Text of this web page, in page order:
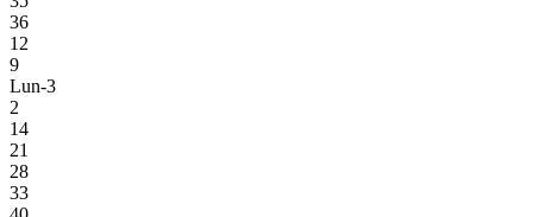
36
12
9
Lun-3
2
14
21
28
33